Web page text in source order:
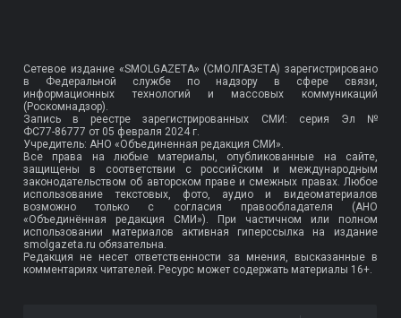
Сетевое издание «SMOLGAZETA» (СМОЛГАЗЕТА) зарегистрировано
в Федеральной службе по надзору в сфере связи,
информационных технологий и массовых коммуникаций
(Роскомнадзор).
Запись в реестре зарегистрированных СМИ: серия Эл №
ФС77-86777 от 05 февраля 2024 г.
Учредитель: АНО «Объединенная редакция СМИ».
Все права на любые материалы, опубликованные на сайте,
защищены в соответствии с российским и международным
законодательством об авторском праве и смежных правах. Любое
использование текстовых, фото, аудио и видеоматериалов
возможно только с согласия правообладателя (АНО
«Объединённая редакция СМИ»). При частичном или полном
использовании материалов активная гиперссылка на издание
smolgazeta.ru обязательна.
Редакция не несет ответственности за мнения, высказанные в
комментариях читателей. Ресурс может содержать материалы 16+.